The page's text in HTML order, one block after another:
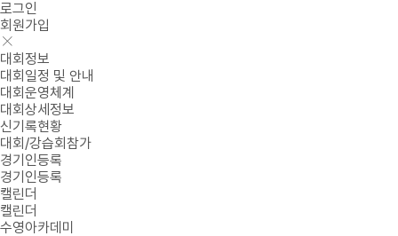
로그인
회원가입
대회정보
대회일정 및 안내
대회운영체계
대회상세정보
신기록현황
대회/강습회참가
경기인등록
경기인등록
캘린더
캘린더
수영아카데미